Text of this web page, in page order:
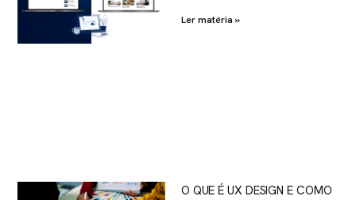
Ler matéria »
O QUE É UX DESIGN E COMO